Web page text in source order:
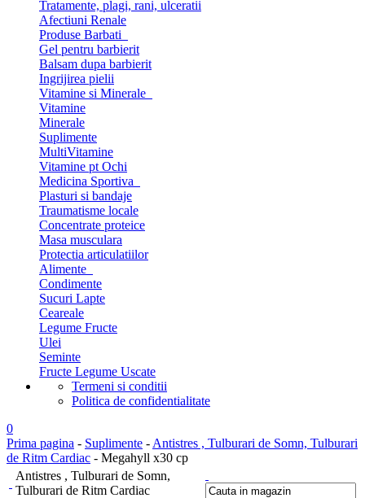
Tratamente, plagi, rani, ulceratii
Afectiuni Renale
Produse Barbati
Gel pentru barbierit
Balsam dupa barbierit
Ingrijirea pielii
Vitamine si Minerale
Vitamine
Minerale
Suplimente
MultiVitamine
Vitamine pt Ochi
Medicina Sportiva
Plasturi si bandaje
Traumatisme locale
Concentrate proteice
Masa musculara
Protectia articulatiilor
Alimente
Condimente
Sucuri Lapte
Ceareale
Legume Fructe
Ulei
Seminte
Fructe Legume Uscate
Termeni si conditii
Politica de confidentialitate
0
Prima pagina - Suplimente - Antistres , Tulburari de Somn, Tulburari
de Ritm Cardiac - Megahyll x30 cp
Antistres , Tulburari de Somn,
Tulburari de Ritm Cardiac